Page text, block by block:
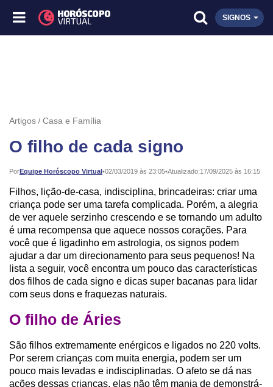
SIGNOS
Artigos Casa e Família
O filho de cada signo
PorEquipe Horóscopo Virtual•
Publicado: 02/03/2019 às 23:05•Atualizado:17/09/2025 às 16:15
Filhos, lição-de-casa, indisciplina, brincadeiras: criar uma
criança pode ser uma tarefa complicada. Porém, a alegria
de ver aquele serzinho crescendo e se tornando um adulto
é uma recompensa que aquece nossos corações. Para
você que é ligadinho em astrologia, os signos podem
ajudar a dar um direcionamento para seus pequenos! Na
lista a seguir, você encontra um pouco das características
dos filhos de cada signo e dicas super bacanas para lidar
com seus dons e fraquezas naturais.
O filho de Áries
São filhos extremamente enérgicos e ligados no 220 volts.
Por serem crianças com muita energia, podem ser um
pouco mais levadas e indisciplinadas. O afeto se dá nas
ações dessas crianças, elas não têm mania de demonstrá-